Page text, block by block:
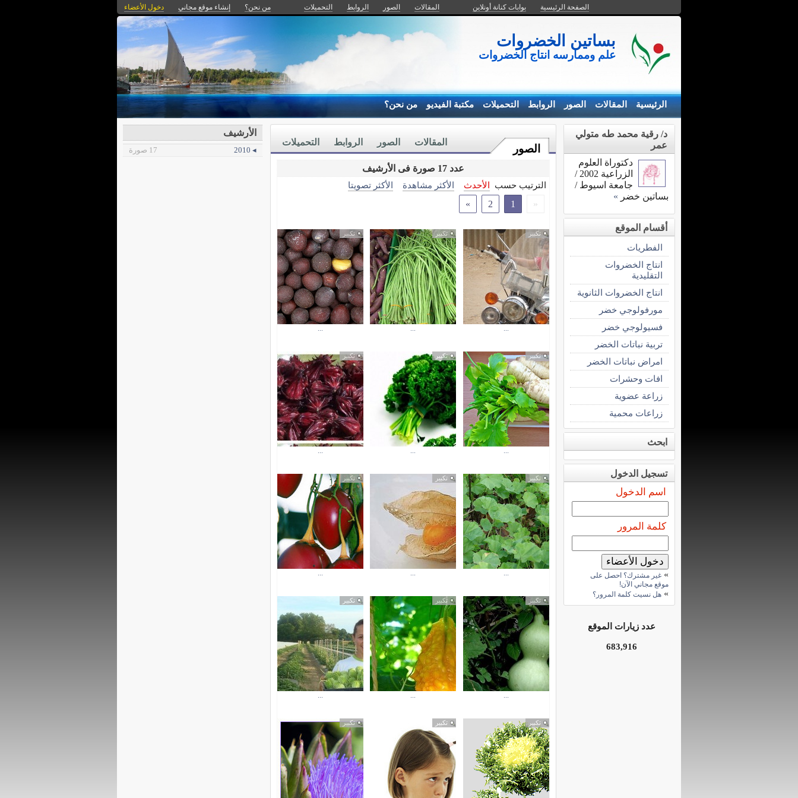
الصفحة الرئيسية بوابات كنانة أونلاين المقالات الصور الروابط التحميلات من نحن؟ إنشاء موقع مجاني دخول الأعضاء
بساتين الخضروات
علم وممارسه انتاج الخضروات
الرئيسية المقالات الصور الروابط التحميلات مكتبة الفيديو من نحن؟
الصور
التحميلات الروابط الصور المقالات
عدد 17 صورة فى الأرشيف
الترتيب حسب الأحدث الأكثر مشاهدة
الأكثر تصويتا
«
1
2
»
تكبير
...
تكبير
...
تكبير
...
تكبير
...
تكبير
...
تكبير
...
تكبير
...
تكبير
...
تكبير
...
تكبير
...
تكبير
...
تكبير
...
تكبير تكبير تكبير
د/ رقية محمد طه متولي
عمر
دكتوراة العلوم
الزراعية 2002 /
جامعة اسيوط /
بساتين خضر »
أقسام الموقع
الفطريات
انتاج الخضروات
التقليدية
انتاج الخضروات الثانوية
مورفولوجي خضر
فسيولوجي خضر
تربية نباتات الخضر
امراض نباتات الخضر
افات وحشرات
زراعة عضوية
زراعات محمية
ابحث
تسجيل الدخول
اسم الدخول
كلمة المرور
» غير مشترك؟ احصل على
موقع مجاني الآن!
» هل نسيت كلمة المرور؟
عدد زيارات الموقع
683,916
الأرشيف
◂ 2010 17 صورة